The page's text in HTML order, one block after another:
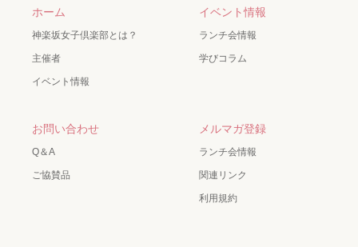
ホーム
神楽坂女子倶楽部とは？
主催者
イベント情報
イベント情報
ランチ会情報
学びコラム
お問い合わせ
Q＆A
ご協賛品
メルマガ登録
ランチ会情報
関連リンク
利用規約